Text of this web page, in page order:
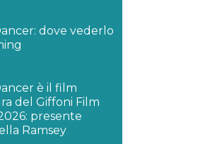
dove vederlo
è il film
del Giffoni Film
presente
Ramsey